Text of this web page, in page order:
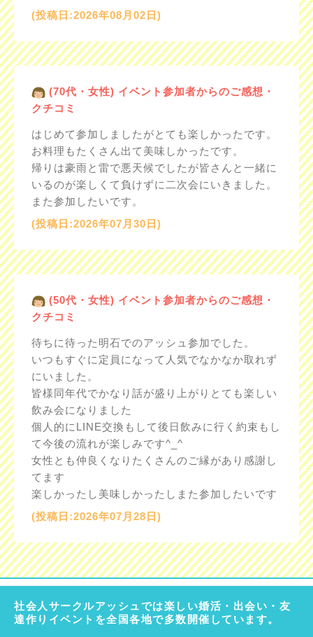
(投稿日:2026年08月02日)
(70代・女性) イベント参加者からのご感想・
クチコミ
はじめて参加しましたがとても楽しかったです。
お料理もたくさん出て美味しかったです。
帰りは豪雨と雷で悪天候でしたが皆さんと一緒に
いるのが楽しくて負けずに二次会にいきました。
また参加したいです。
(投稿日:2026年07月30日)
(50代・女性) イベント参加者からのご感想・
クチコミ
待ちに待った明石でのアッシュ参加でした。
いつもすぐに定員になって人気でなかなか取れず
にいました。
皆様同年代でかなり話が盛り上がりとても楽しい
飲み会になりました
個人的にLINE交換もして後日飲みに行く約束もし
て今後の流れが楽しみです^_^
女性とも仲良くなりたくさんのご縁があり感謝し
てます
楽しかったし美味しかったしまた参加したいです
(投稿日:2026年07月28日)
社会人サークルアッシュでは楽しい婚活・出会い・友
達作りイベントを全国各地で多数開催しています。